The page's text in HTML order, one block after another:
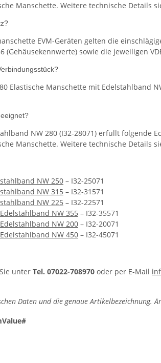
Manschette. Weitere technische Details
EVM-Geräten gelten die
(Gehäusekennwerte) sowie die jeweiligen
Elastische Manschette mit Edelstahlband
NW 280 (I32-28071) erfüllt folgende
Manschette. Weitere technische Details
NW 250 – I32-25071
NW 315 – I32-31571
NW 225 – I32-22571
NW 355 – I32-35571
NW 200 – I32-20071
NW 450 – I32-45071
unter Tel. 07022-708970 oder per E-Mail
Daten und die genaue Artikelbezeichnung.